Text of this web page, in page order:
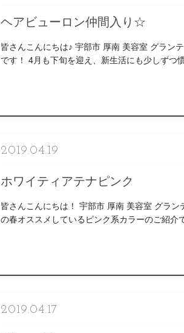
ヘアビューロン仲間入り☆
皆さんこんにちは♪ 宇部市 厚南 美容室 グラン
です！ 4月も下旬を迎え、新生活にも少しずつ
ホワイティアテナピンク
2019.04.19
皆さんこんにちは！ 宇部市 厚南 美容室 グラ
の春オススメしているピンク系カラーのご紹介
2019.04.17